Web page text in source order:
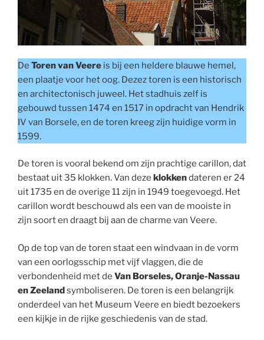
De Toren van Veere is bij een heldere blauwe hemel,
een plaatje voor het oog. Dezez toren is een historisch
en architectonisch juweel. Het stadhuis zelf is
gebouwd tussen 1474 en 1517 in opdracht van Hendrik
IV van Borsele, en de toren kreeg zijn huidige vorm in
1599.
De toren is vooral bekend om zijn prachtige carillon, dat
bestaat uit 35 klokken. Van deze klokkendateren er 24
uit 1735 en de overige 11 zijn in 1949 toegevoegd. Het
carillon wordt beschouwd als een van de mooiste in
zijn soort en draagt bij aan de charme van Veere.
Op de top van de toren staat een windvaan in de vorm
van een oorlogsschip met vijf vlaggen, die de
verbondenheid met de Van Borseles, Oranje-Nassau
en Zeelandsymboliseren. De toren is een belangrijk
onderdeel van het Museum Veere en biedt bezoekers
een kijkje in de rijke geschiedenis van de stad.